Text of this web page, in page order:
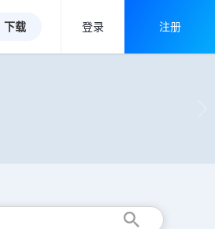
下载 登录 注册